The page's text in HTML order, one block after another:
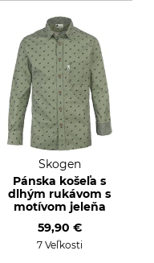
Skogen
Pánska košeľa s
dlhým rukávom s
motívom jeleňa
59,90 €
7 Veľkosti